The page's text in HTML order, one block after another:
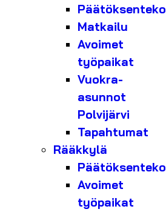
Päätöksenteko
Matkailu
Avoimet
työpaikat
Vuokra-
asunnot
Polvijärvi
Tapahtumat
Rääkkylä
Päätöksenteko
Avoimet
työpaikat